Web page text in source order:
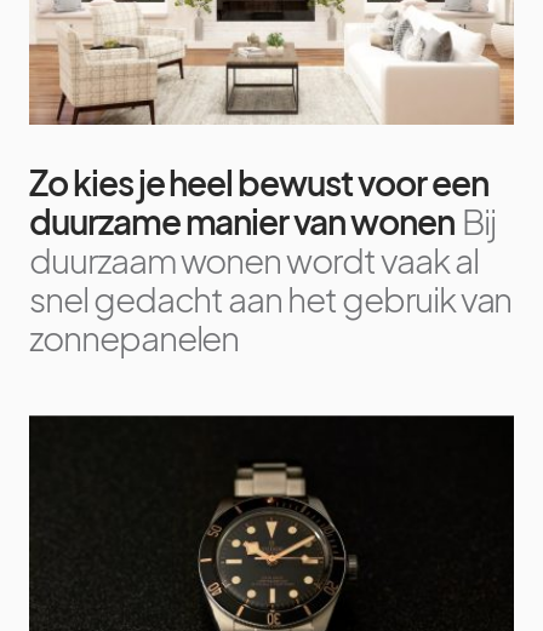
Zo kies je heel bewust voor een
duurzame manier van wonen Bij
duurzaam wonen wordt vaak al
snel gedacht aan het gebruik van
zonnepanelen